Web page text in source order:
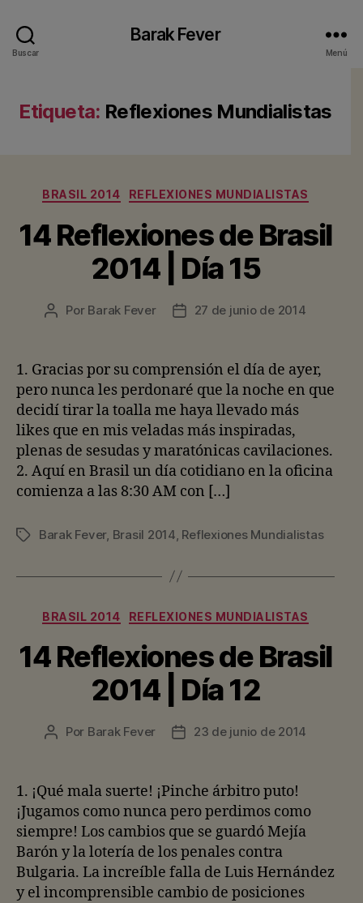
Buscar
Barak Fever
Menú
Etiqueta: Reflexiones Mundialistas
Categorías
BRASIL 2014 REFLEXIONES MUNDIALISTAS
14 Reflexiones de Brasil
2014 | Día 15
Autor
entrada
Por Barak Fever
Fecha
entrada
27 de junio de 2014
1. Gracias por su comprensión el día de ayer,
pero nunca les perdonaré que la noche en que
decidí tirar la toalla me haya llevado más
likes que en mis veladas más inspiradas,
plenas de sesudas y maratónicas cavilaciones.
2. Aquí en Brasil un día cotidiano en la oficina
comienza a las 8:30 AM con […]
Etiquetas
Barak Fever, Brasil 2014 Reflexiones Mundialistas
Categorías
BRASIL 2014 REFLEXIONES MUNDIALISTAS
14 Reflexiones de Brasil
2014 | Día 12
Autor
entrada
Por Barak Fever
Fecha
entrada
23 de junio de 2014
1. ¡Qué mala suerte! ¡Pinche árbitro puto!
¡Jugamos como nunca pero perdimos como
siempre! Los cambios que se guardó Mejía
Barón y la lotería de los penales contra
Bulgaria. La increíble falla de Luis Hernández
y el incomprensible cambio de posiciones